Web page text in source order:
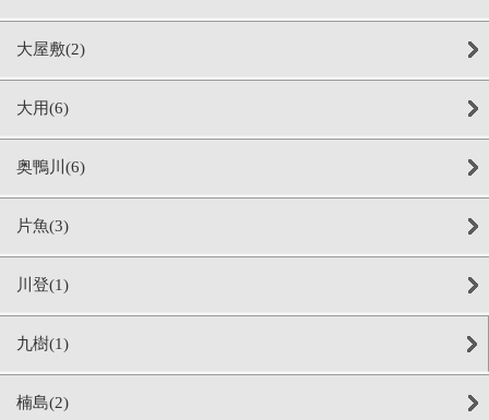
大屋敷(2)
大用(6)
奥鴨川(6)
片魚(3)
川登(1)
九樹(1)
楠島(2)